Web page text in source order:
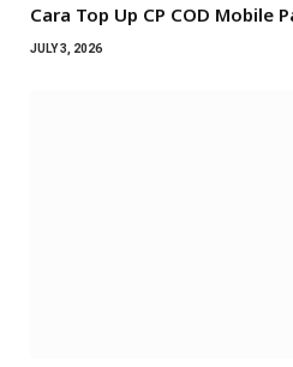
Cara Top Up CP COD Mobile
JULY 3, 2026